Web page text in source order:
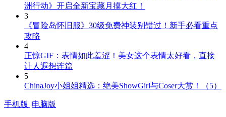
洲行动》开启全新宝藏月摸大红！
3
《冒险岛怀旧服》30级免费神装别错过！新手必看重点
攻略
4
正惊GIF：表情如此羞涩！美女这个表情太好看，直接
让人遐想连篇
5
ChinaJoy小姐姐精选：绝美ShowGirl与Coser大赏！（5）
手机版 |电脑版